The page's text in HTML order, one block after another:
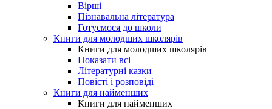
Вірші
Пізнавальна література
Готуємося до школи
Книги для молодших школярів
Книги для молодших школярів
Показати всі
Літературні казки
Повісті і розповіді
Книги для найменших
Книги для найменших